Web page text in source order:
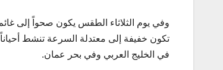
وفي يوم الثلاثاء الطقس يكون صحواً إلى
في الخليج العربي وفي بحر عمان.